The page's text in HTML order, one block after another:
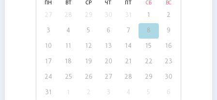
ПН ВТ СР ЧТ СБ ВС
27 28 29 30 31 1 2
3 4 5 6 7 8 9
10 11 12 13 14 15 16
17 18 19 20 21 22 23
24 25 26 27 28 29 30
31 1 2 3 4 5 6